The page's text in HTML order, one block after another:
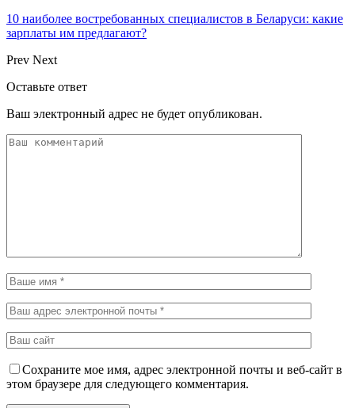
10 наиболее востребованных специалистов в Беларуси: какие
зарплаты им предлагают?
Prev Next
Оставьте ответ
Ваш электронный адрес не будет опубликован.
Сохраните мое имя, адрес электронной почты и веб-сайт в
этом браузере для следующего комментария.